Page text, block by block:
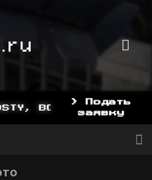
BOOSTY.TO/YDDY
> Подать
заявку